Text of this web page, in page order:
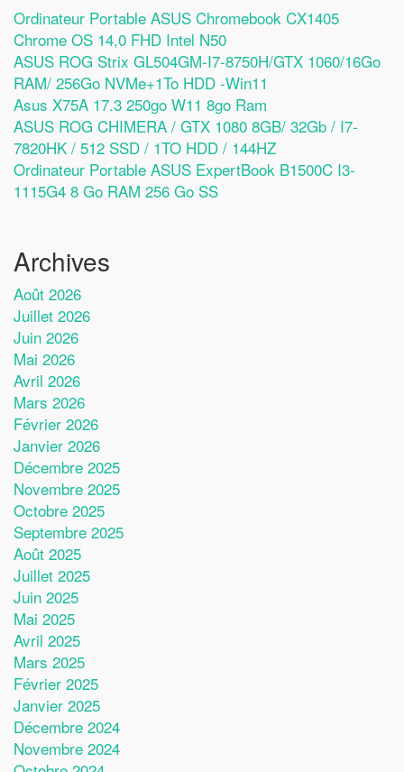
Ordinateur Portable ASUS Chromebook CX1405
Chrome OS 14,0 FHD Intel N50
ASUS ROG Strix GL504GM-I7-8750H/GTX 1060/16Go
RAM/ 256Go NVMe+1To HDD -Win11
Asus X75A 17.3 250go W11 8go Ram
ASUS ROG CHIMERA / GTX 1080 8GB/ 32Gb / I7-
7820HK / 512 SSD / 1TO HDD / 144HZ
Ordinateur Portable ASUS ExpertBook B1500C I3-
1115G4 8 Go RAM 256 Go SS
Archives
Août 2026
Juillet 2026
Juin 2026
Mai 2026
Avril 2026
Mars 2026
Février 2026
Janvier 2026
Décembre 2025
Novembre 2025
Octobre 2025
Septembre 2025
Août 2025
Juillet 2025
Juin 2025
Mai 2025
Avril 2025
Mars 2025
Février 2025
Janvier 2025
Décembre 2024
Novembre 2024